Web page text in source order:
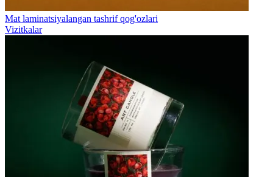
Mat laminatsiyalangan tashrif qog'ozlari
Vizitkalar